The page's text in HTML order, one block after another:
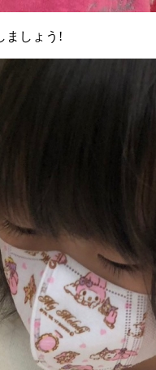
ましょう!